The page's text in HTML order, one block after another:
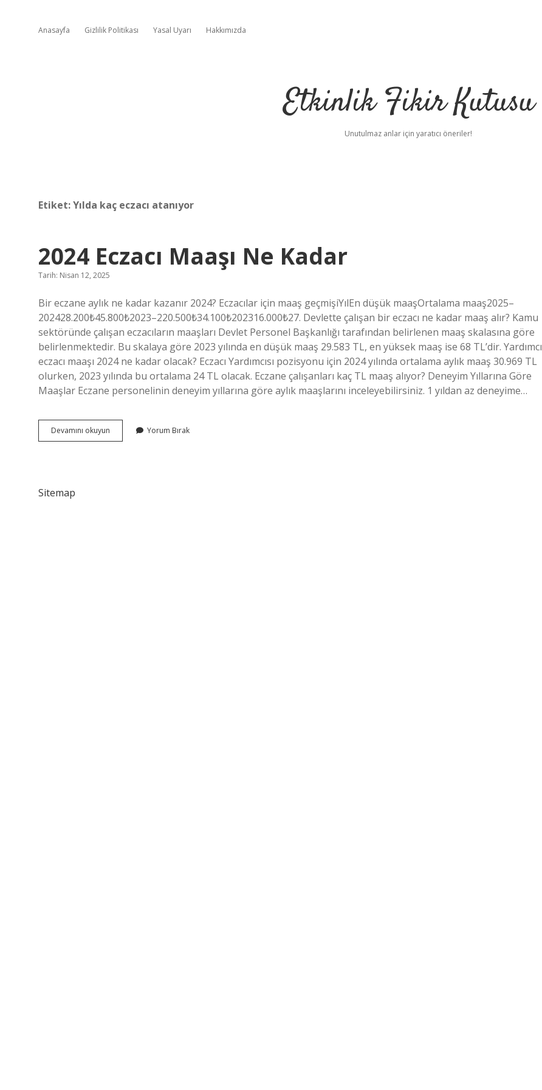
Anasayfa Gizlilik Politikası Yasal Uyarı Hakkımızda
Etkinlik Fikir Kutusu
Unutulmaz anlar için yaratıcı öneriler!
Etiket:Yılda kaç eczacı atanıyor
2024 Eczacı Maaşı Ne Kadar
Tarih: Nisan 12, 2025
Bir eczane aylık ne kadar kazanır 2024? Eczacılar için maaş geçmişiYılEn düşük maaşOrtalama maaş2025–
202428.200₺45.800₺2023–220.500₺34.100₺202316.000₺27. Devlette çalışan bir eczacı ne kadar maaş alır? Kamu
sektöründe çalışan eczacıların maaşları Devlet Personel Başkanlığı tarafından belirlenen maaş skalasına göre
belirlenmektedir. Bu skalaya göre 2023 yılında en düşük maaş 29.583 TL, en yüksek maaş ise 68 TL’dir. Yardımcı
eczacı maaşı 2024 ne kadar olacak? Eczacı Yardımcısı pozisyonu için 2024 yılında ortalama aylık maaş 30.969 TL
olurken, 2023 yılında bu ortalama 24 TL olacak. Eczane çalışanları kaç TL maaş alıyor? Deneyim Yıllarına Göre
Maaşlar Eczane personelinin deneyim yıllarına göre aylık maaşlarını inceleyebilirsiniz. 1 yıldan az deneyime…
Devamını okuyun
Eczacı
Yorum Bırak
Sitemap